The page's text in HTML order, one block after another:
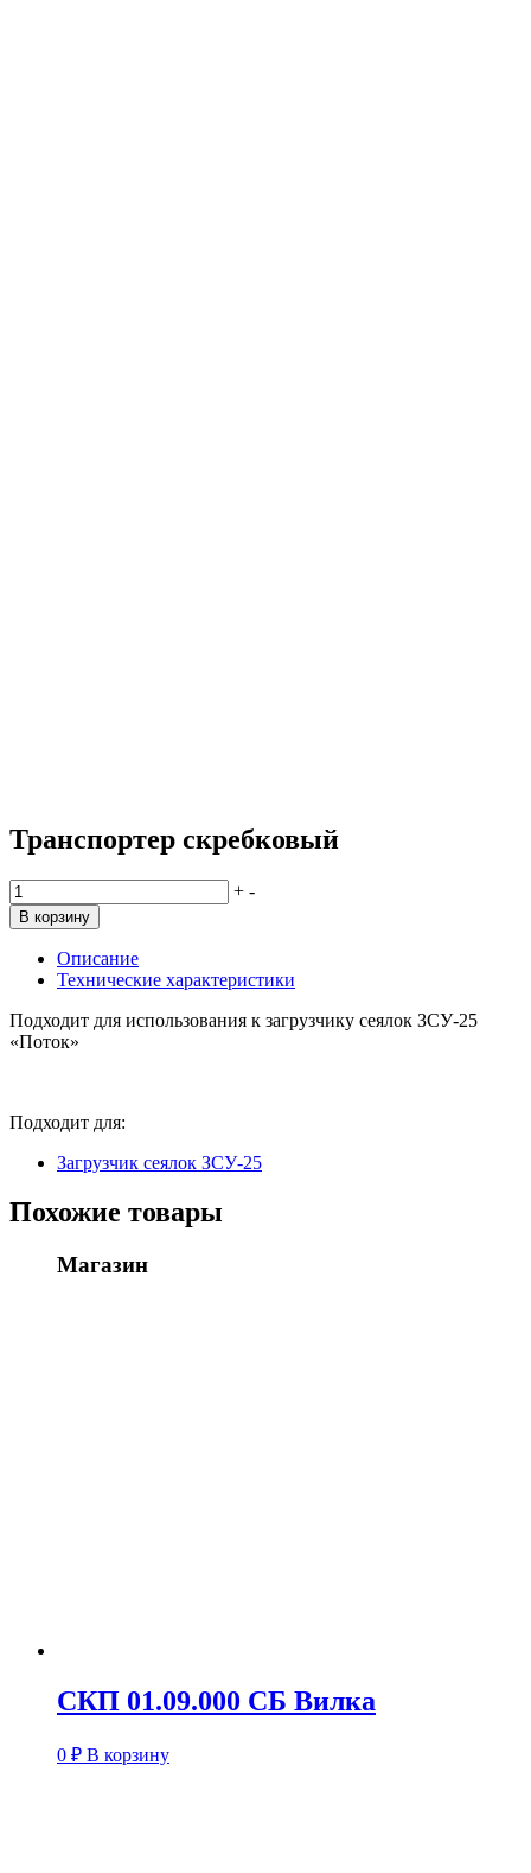
Транспортер скребковый
Количество
товара
Транспортер
скребковый
+ -
В корзину
Описание
Технические характеристики
Подходит для использования к загрузчику сеялок ЗСУ-25
«Поток»
Подходит для:
Загрузчик сеялок ЗСУ-25
Похожие товары
Магазин
СКП 01.09.000 СБ Вилка
0 ₽ В корзину